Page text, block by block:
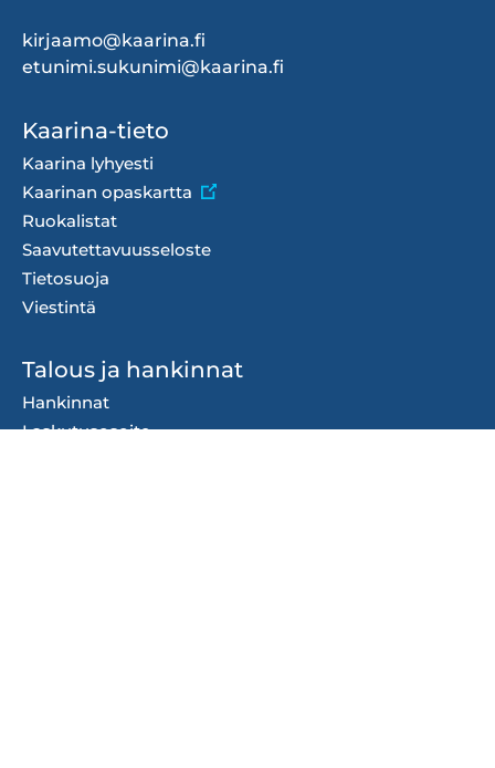
kirjaamo@kaarina.fi
etunimi.sukunimi@kaarina.fi
Footer
menu
Kaarina-tieto
Kaarina lyhyesti
Kaarinan opaskartta
Ruokalistat
Saavutettavuusseloste
Tietosuoja
Viestintä
Talous ja hankinnat
Hankinnat
Laskutusosoite